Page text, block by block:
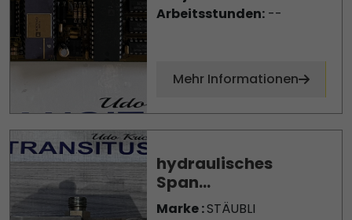
Arbeitsstunden:--
Mehr Informationen
hydraulisches
Span...
Marke :STÄUBLI